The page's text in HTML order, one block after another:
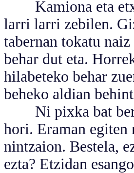
Kamiona eta
larri larri zebilen.
tabernan tokatu
behar dut eta.
hilabeteko behar
beheko aldian
Ni pixka bat bere
hori. Eraman egiten
nintzaion. Bestela,
ezta? Etzidan